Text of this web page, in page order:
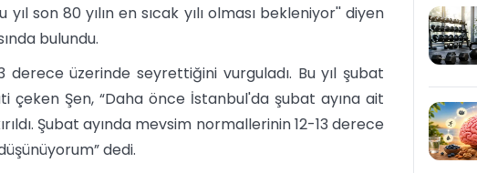
yıl son 80 yılın en sıcak yılı olması bekleniyor'' diyen
bulundu.
derece üzerinde seyrettiğini vurguladı. Bu yıl şubat
çeken Şen, “Daha önce İstanbul'da şubat ayına ait
Şubat ayında mevsim normallerinin 12-13 derece
dedi.